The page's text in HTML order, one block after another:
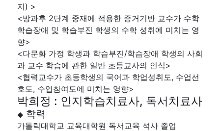
지) >
<방과후 2단계 중재에 적용한 증거기반 교수가 수학
학습장애 및 학습부진 학생의 수학 성취에 미치는 영
향>
<다문화 가정 학생과 학습부진/학습장애 학생의 사회
과 교수 학습에 관한 일반 초등교사의 인식>
<협력교수가 초등학생의 국어과 학업성취도, 수업선
호도, 수업참여도에 미치는 영향>
박희정 : 인지학습치료사, 독서치료사
◆ 학력
가톨릭대학교 교육대학원 독서교육 석사 졸업